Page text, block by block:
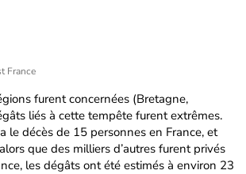
France
furent concernées (Bretagne,
liés à cette tempête furent extrêmes.
le décès de 15 personnes en France, et
que des milliers d’autres furent privés
les dégâts ont été estimés à environ 23